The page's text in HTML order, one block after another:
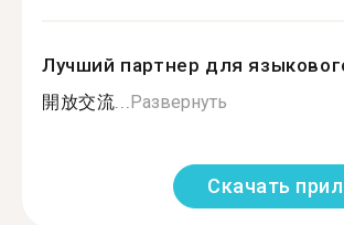
Лучший партнер для
開放交流...Развернуть
Скачать